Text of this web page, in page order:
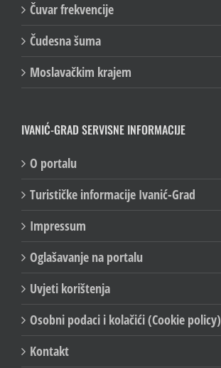
Čuvar frekvencije
Čudesna šuma
Moslavačkim krajem
IVANIĆ-GRAD SERVISNE INFORMACIJE
O portalu
Turističke informacije Ivanić-Grad
Impressum
Oglašavanje na portalu
Uvjeti korištenja
Osobni podaci i kolačići (Cookie policy)
Kontakt